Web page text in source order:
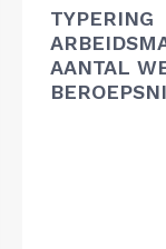
TYPERING
AANTAL